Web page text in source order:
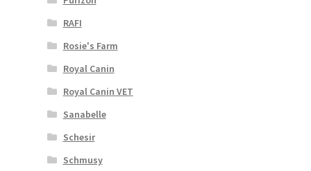
RAFI
Rosie's Farm
Royal Canin
Royal Canin VET
Sanabelle
Schesir
Schmusy